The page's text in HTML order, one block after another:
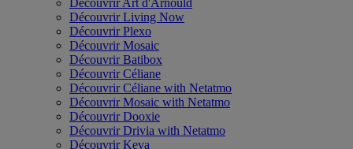
Découvrir Art d'Arnould
Découvrir Living Now
Découvrir Plexo
Découvrir Mosaic
Découvrir Batibox
Découvrir Céliane
Découvrir Céliane with Netatmo
Découvrir Mosaic with Netatmo
Découvrir Dooxie
Découvrir Drivia with Netatmo
Découvrir Keva